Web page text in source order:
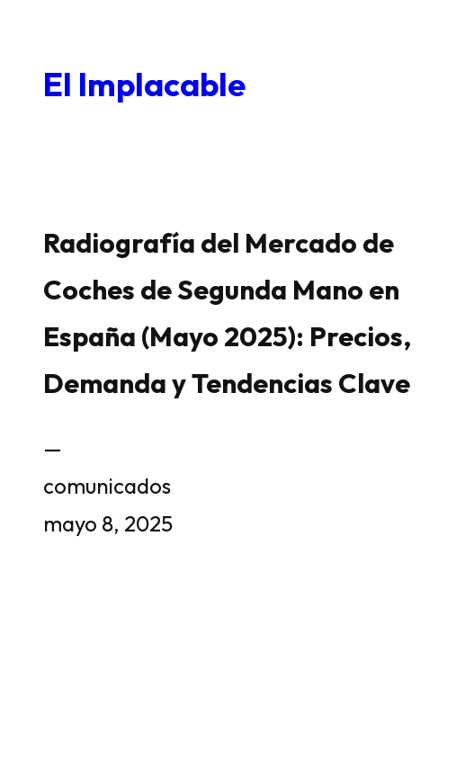
contenido
El Implacable
Radiografía del Mercado de
Coches de Segunda Mano en
España (Mayo 2025): Precios,
Demanda y Tendencias Clave
—
comunicados
mayo 8, 2025